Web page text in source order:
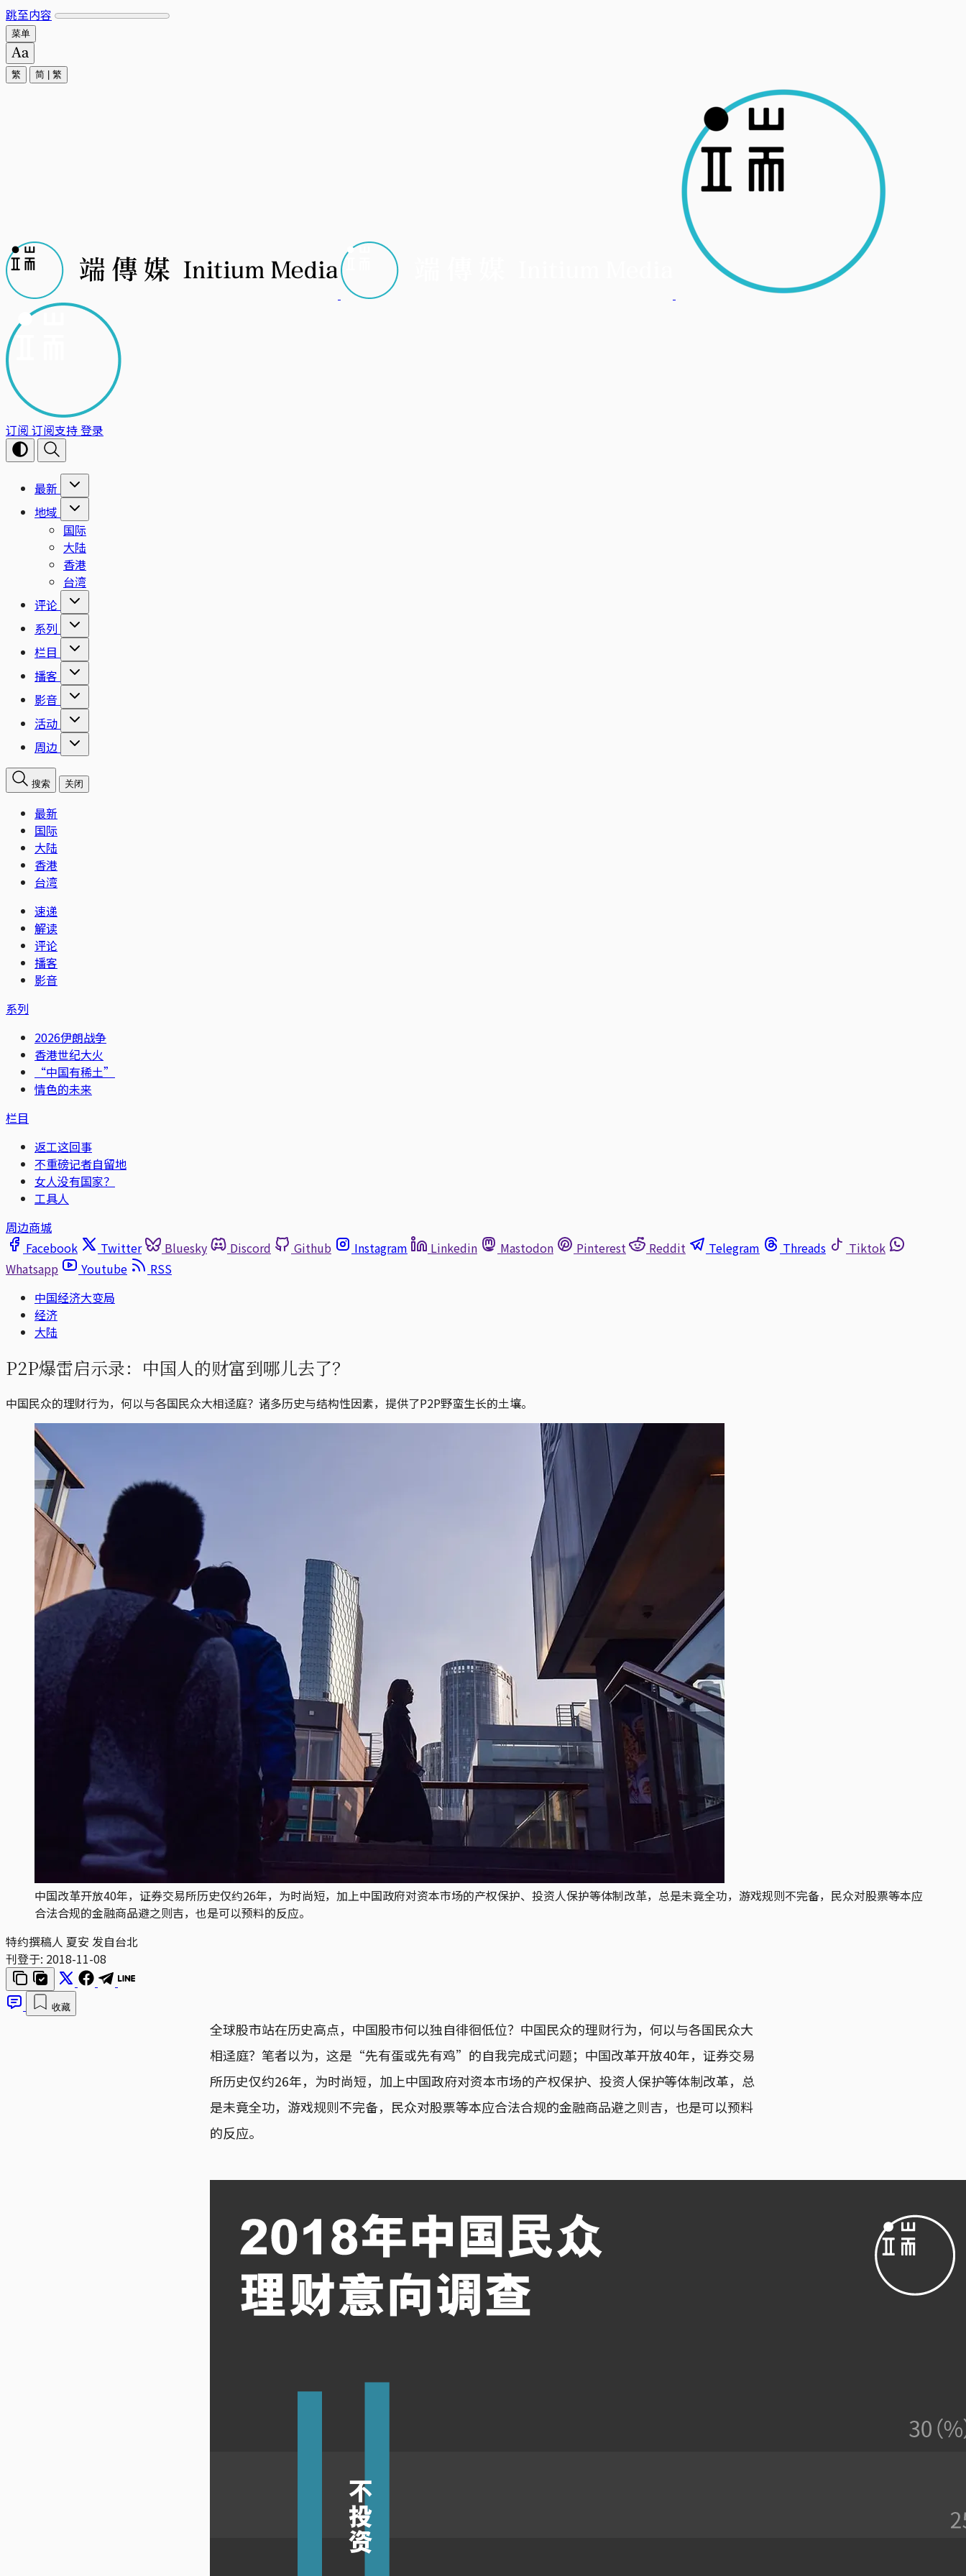
跳至内容
菜单
繁 简 繁
订阅 订阅支持登录
最新
地域
国际
大陆
香港
台湾
评论
系列
栏目
播客
影音
活动
周边
搜索 关闭
最新
国际
大陆
香港
台湾
速递
解读
评论
播客
影音
系列
2026伊朗战争
香港世纪大火
“中国有稀土”
情色的未来
栏目
返工这回事
不重磅记者自留地
女人没有国家？
工具人
周边商城
Facebook
Twitter Bluesky Discord Github Instagram Linkedin Mastodon Pinterest Reddit Telegram Threads
Tiktok
Whatsapp
Youtube
RSS
中国经济大变局
经济
大陆
P2P爆雷启示录：中国人的财富到哪儿去了？
中国民众的理财行为，何以与各国民众大相迳庭？诸多历史与结构性因素，提供了P2P野蛮生长的土壤。
中国改革开放40年，证券交易所历史仅约26年，为时尚短，加上中国政府对资本市场的产权保护、投资人保护等体制改革，总是未竟全功，游戏规则不完备，民众对股票等本应
合法合规的金融商品避之则吉，也是可以预料的反应。
特约撰稿人 夏安 发自台北
刊登于: 2018-11-08
收藏
全球股市站在历史高点，中国股市何以独自徘徊低位？中国民众的理财行为，何以与各国民众大
相迳庭？笔者以为，这是“先有蛋或先有鸡”的自我完成式问题；中国改革开放40年，证券交易
所历史仅约26年，为时尚短，加上中国政府对资本市场的产权保护、投资人保护等体制改革，总
是未竟全功，游戏规则不完备，民众对股票等本应合法合规的金融商品避之则吉，也是可以预料
的反应。